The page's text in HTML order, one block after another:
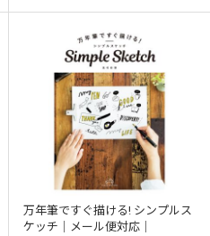
万年筆ですぐ描ける! シンプルス
ケッチ｜メール便対応｜